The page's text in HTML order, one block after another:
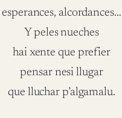
esperances, alcordances…
Y peles nueches
hai xente que prefier
pensar nesi llugar
que lluchar p’algamalu.